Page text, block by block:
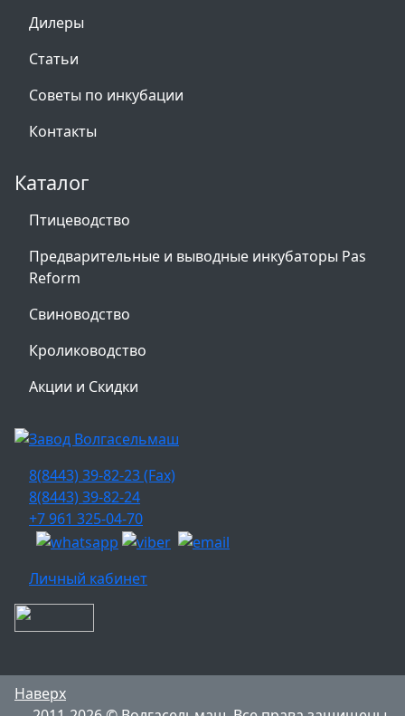
Дилеры
Статьи
Советы по инкубации
Контакты
Каталог
Птицеводство
Предварительные и выводные инкубаторы Pas
Reform
Свиноводство
Кролиководство
Акции и Скидки
8(8443) 39-82-23 (Fax)
8(8443) 39-82-24
+7 961 325-04-70
Личный кабинет
Наверх